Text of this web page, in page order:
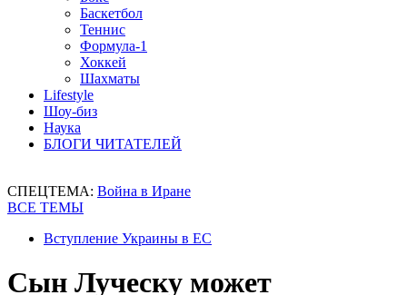
Баскетбол
Теннис
Формула-1
Хоккей
Шахматы
Lifestyle
Шоу-биз
Наука
БЛОГИ ЧИТАТЕЛЕЙ
СПЕЦТЕМА: Война в Иране
ВСЕ ТЕМЫ
Вступление Украины в ЕС
Сын Луческу может